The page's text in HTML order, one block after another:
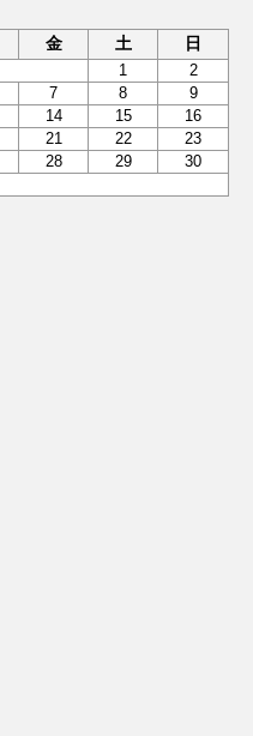
金 土 日
1
2
7 8
9
14 15
16
21 22
23
28 29
30